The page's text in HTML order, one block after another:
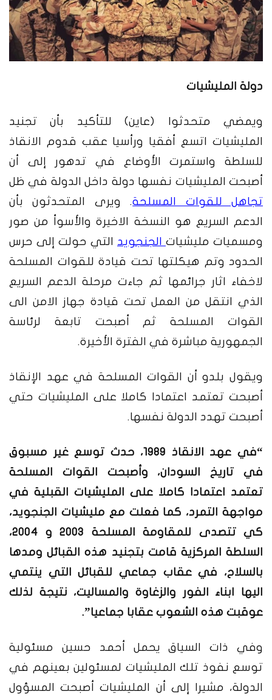
دولة المليشيات
ويمضي متحدثوا (عاين) للتأكيد بأن تجنيد
المليشيات اتسع أفقيا ورأسيا عقب قدوم الانقاذ
للسلطة واستمرت الأوضاع في تدهور إلى أن
أصبحت المليشيات نفسها دولة داخل الدولة في ظل
تجاهل للقوات المسلحة. ويرى المتحدثون بأن
الدعم السريع هو النسخة الاخيرة والأسوأ من صور
ومسميات مليشيات الجنجويد التي حولت إلى حرس
الحدود وتم هيكلتها تحت قيادة للقوات المسلحة
لاخفاء اثار جرائمها ثم جاءت مرحلة الدعم السريع
الذي انتقل من العمل تحت قيادة جهاز الامن الى
القوات المسلحة ثم أصبحت تابعة لرئاسة
الجمهورية مباشرة في الفترة الأخيرة.
ويقول بلدو أن القوات المسلحة في عهد الإنقاذ
أصبحت تعتمد اعتمادا كاملا على المليشيات حتي
أصبحت تهدد الدولة نفسها.
“في عهد الانقاذ 1989، حدث توسع غير مسبوق
في تاريخ السودان، وأصبحت القوات المسلحة
تعتمد اعتمادا كاملا على المليشيات القبلية في
مواجهة التمرد، كما فعلت مع مليشيات الجنجويد،
كي تتصدى للمقاومة المسلحة 2003 و 2004،
السلطة المركزية قامت بتجنيد هذه القبائل ومدها
بالسلاح، في عقاب جماعي للقبائل التي ينتمي
اليها ابناء الفور والزغاوة والمساليت، نتيجة لذلك
عوقبت هذه الشعوب عقابا جماعيا”.
وفي ذات السياق يحمل أحمد حسين مسئولية
توسع نفوذ تلك المليشيات لمسئولين بعينهم في
الدولة، مشيرا إلى أن المليشيات أصبحت المسؤول